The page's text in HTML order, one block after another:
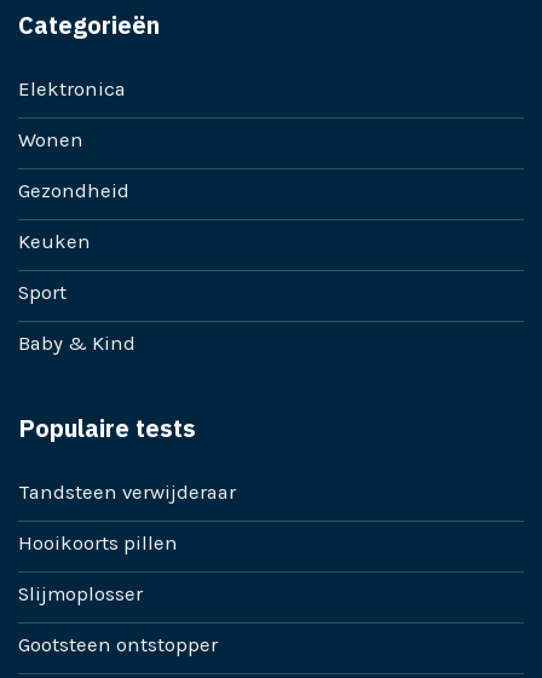
Categorieën
Elektronica
Wonen
Gezondheid
Keuken
Sport
Baby & Kind
Populaire tests
Tandsteen verwijderaar
Hooikoorts pillen
Slijmoplosser
Gootsteen ontstopper